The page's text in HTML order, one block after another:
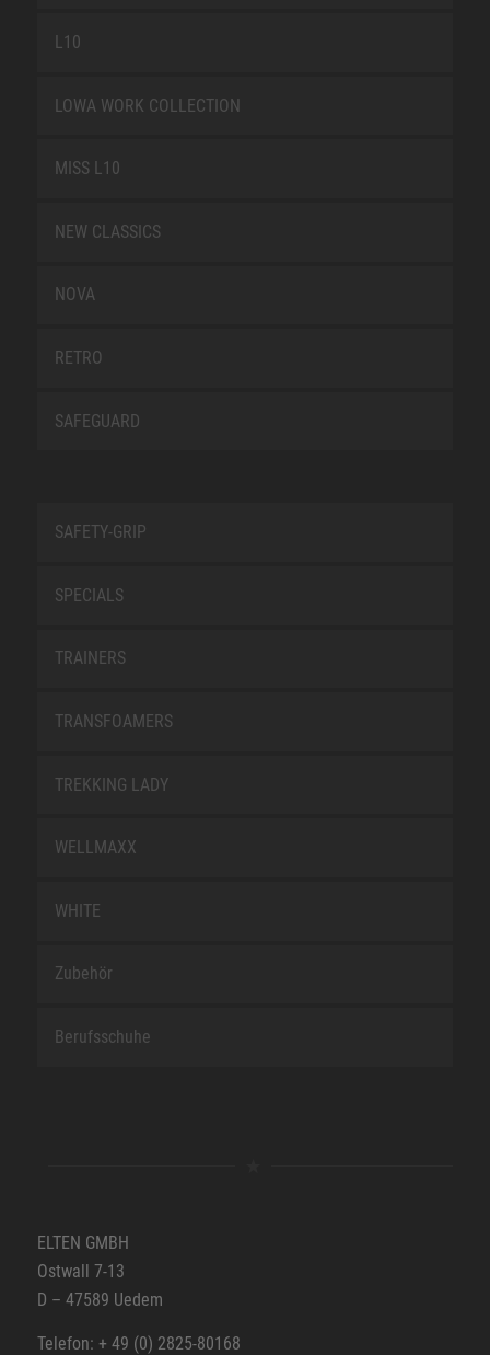
L10
LOWA WORK COLLECTION
MISS L10
NEW CLASSICS
NOVA
RETRO
SAFEGUARD
SAFETY-GRIP
SPECIALS
TRAINERS
TRANSFOAMERS
TREKKING LADY
WELLMAXX
WHITE
Zubehör
Berufsschuhe
ELTEN GMBH
Ostwall 7-13
D – 47589 Uedem
Telefon: + 49 (0) 2825-80168